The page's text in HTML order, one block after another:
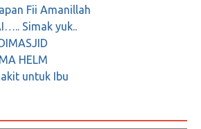
“Kita harus jihad
Fii Amanillah
Simak yuk..
HELM
untuk Ibu